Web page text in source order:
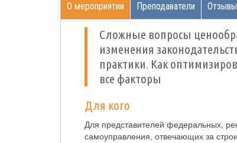
О мероприятии Преподаватели Отзывы
Сложные вопросы
изменения
практики. Как
все факторы
Для кого
Для представителей федеральных,
самоуправления, отвечающих за